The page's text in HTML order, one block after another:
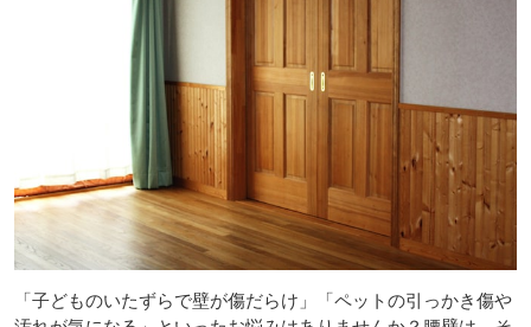
「子どものいたずらで壁が傷だらけ」「ペットの引っかき傷や